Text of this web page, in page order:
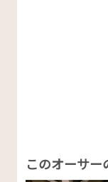
このオーサ